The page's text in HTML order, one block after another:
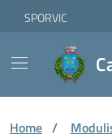
Skip to Main
Vai ai contenuti
Vai al footer
SPORVIC
Home /